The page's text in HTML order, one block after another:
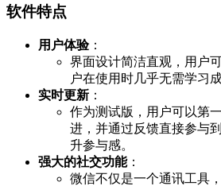
软件特点
用户体验：
界面设计简洁直观，用户
户在使用时几乎无需学习成
实时更新 ：
作为测试版，用户可以第
进，并通过反馈直接参与
升参与感。
强大的社交功能：
微信不仅是一个通讯工具